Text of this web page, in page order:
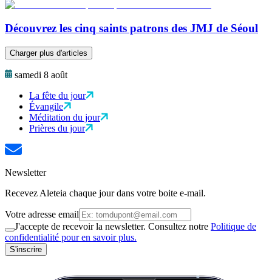
Découvrez les cinq saints patrons des JMJ de Séoul
Charger plus d'articles
samedi 8 août
La fête du jour
Évangile
Méditation du jour
Prières du jour
Newsletter
Recevez Aleteia chaque jour dans votre boite e-mail.
Votre adresse email
J'accepte de recevoir la newsletter. Consultez notre Politique de
confidentialité pour en savoir plus.
S'inscrire